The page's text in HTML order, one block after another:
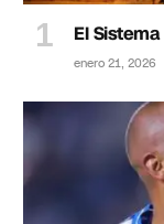
El
enero 21, 2026